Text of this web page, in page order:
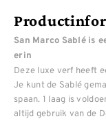
San Marco Sablé is
erin
Deze luxe verf heeft
Je kunt de Sablé
spaan. 1 laag is
altijd gebruik van de